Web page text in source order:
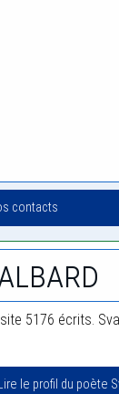
contacts
5176 écrits.
Lire le profil du poète